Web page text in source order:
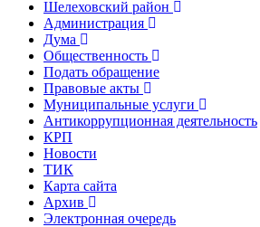
Шелеховский район
Администрация
Дума
Общественность
Подать обращение
Правовые акты
Муниципальные услуги
Антикоррупционная деятельность
КРП
Новости
ТИК
Карта сайта
Архив
Электронная очередь